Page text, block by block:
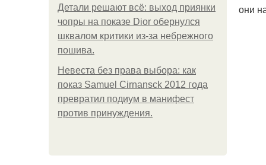
Детали решают всё: выход приянки
чопры на показе Dior обернулся
шквалом критики из-за небрежного
пошива.
Невеста без права выбора: как
показ Samuel Cirnansck 2012 года
превратил подиум в манифест
против принуждения.
они